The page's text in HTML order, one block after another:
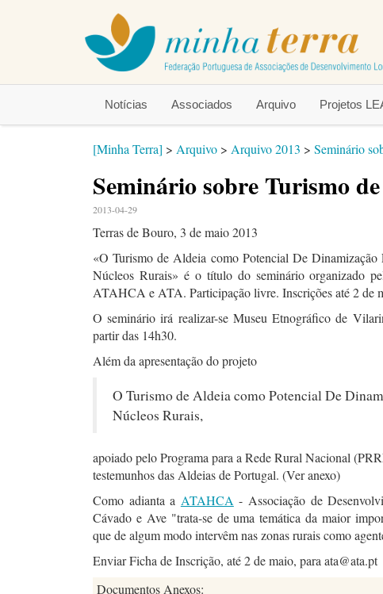
Notícias Associados Arquivo Projetos
[Minha Terra] > Arquivo > Arquivo 2013 > Seminário
Seminário sobre Turismo
2013-04-29
Terras de Bouro, 3 de maio 2013
«O Turismo de Aldeia como Potencial De Dinamização
Núcleos Rurais» é o título do seminário organizado
ATAHCA e ATA. Participação livre. Inscrições até 2 de
O seminário irá realizar-se Museu Etnográfico de
partir das 14h30.
Além da apresentação do projeto
O Turismo de Aldeia como Potencial De
Núcleos Rurais,
apoiado pelo Programa para a Rede Rural Nacional
testemunhos das Aldeias de Portugal. (Ver anexo)
Como adianta a ATAHCA - Associação de
Cávado e Ave "trata-se de uma temática da maior
que de algum modo intervêm nas zonas rurais como
Enviar Ficha de Inscrição, até 2 de maio, para ata@ata.pt
Documentos Anexos: